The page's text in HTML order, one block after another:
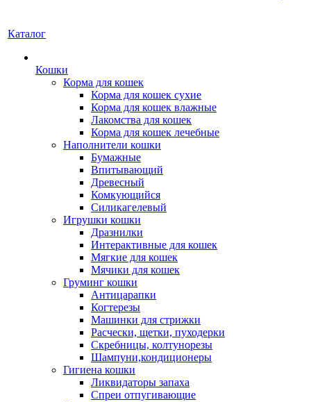
Каталог
Кошки
Корма для кошек
Корма для кошек сухие
Корма для кошек влажные
Лакомства для кошек
Корма для кошек лечебные
Наполнители кошки
Бумажные
Впитывающий
Древесный
Комкующийся
Силикагелевый
Игрушки кошки
Дразнилки
Интерактивные для кошек
Мягкие для кошек
Мячики для кошек
Груминг кошки
Антицарапки
Когтерезы
Машинки для стрижки
Расчески, щетки, пуходерки
Скребницы, колтунорезы
Шампуни,кондиционеры
Гигиена кошки
Ликвидаторы запаха
Спреи отпугивающие